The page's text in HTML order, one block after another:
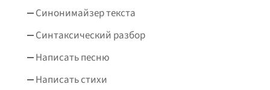
Синонимайзер текста
Синтаксический разбор
Написать песню
Написать стихи